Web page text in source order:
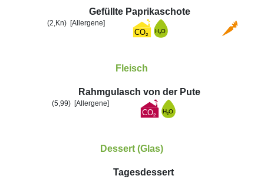
Gefüllte Paprikaschote
(2,Kn) [Allergene]
Fleisch
Rahmgulasch von der Pute
(5,99) [Allergene]
Dessert (Glas)
Tagesdessert